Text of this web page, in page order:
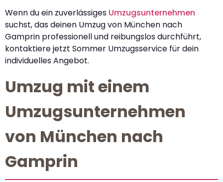
Wenn du ein zuverlässiges Umzugsunternehmen
suchst, das deinen Umzug von München nach
Gamprin professionell und reibungslos durchführt,
kontaktiere jetzt Sommer Umzugsservice für dein
individuelles Angebot.
Umzug mit einem
Umzugsunternehmen
von München nach
Gamprin